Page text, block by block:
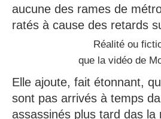
aucune des rames de
ratés à cause des retards
Réalité ou
que la vidéo de
Elle ajoute, fait étonnant,
sont pas arrivés à temps
assassinés plus tard das